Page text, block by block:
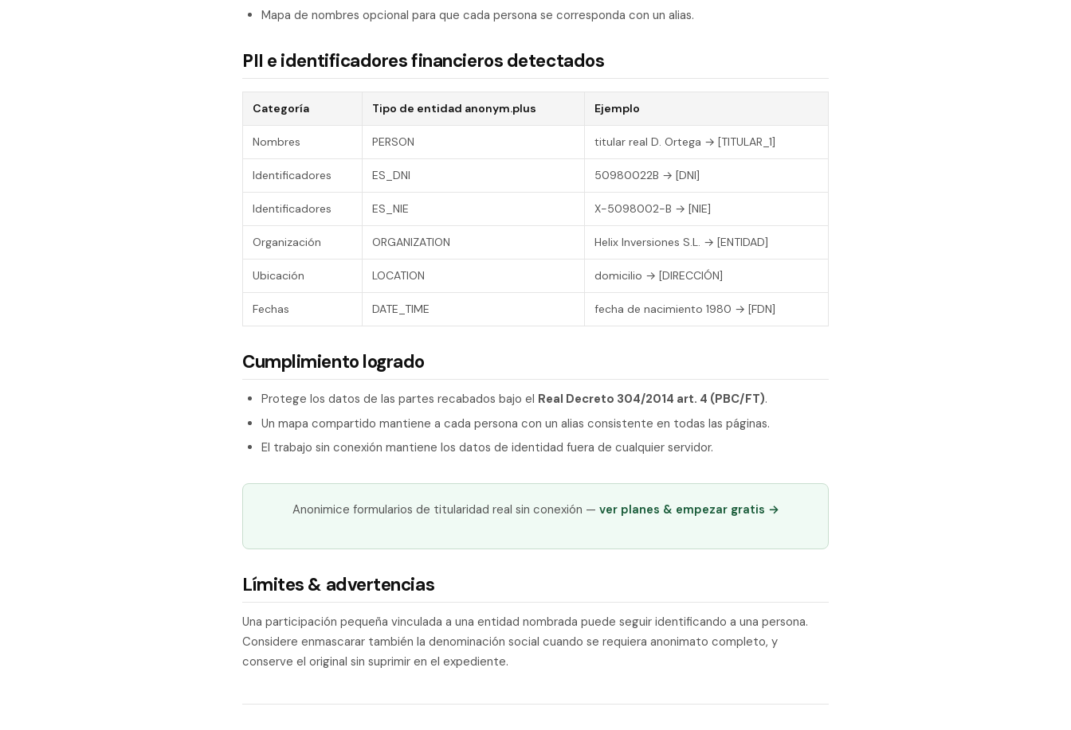
Mapa de nombres opcional para que cada persona se corresponda con un alias.
PII e identificadores financieros detectados
Categoría Tipo de entidad anonym.plus Ejemplo
Nombres PERSON titular real D. Ortega → [TITULAR_1]
Identificadores ES_DNI 50980022B → [DNI]
Identificadores ES_NIE X-5098002-B → [NIE]
Organización ORGANIZATION Helix Inversiones S.L. → [ENTIDAD]
Ubicación LOCATION domicilio → [DIRECCIÓN]
Fechas DATE_TIME fecha de nacimiento 1980 → [FDN]
Cumplimiento logrado
Protege los datos de las partes recabados bajo el Real Decreto 304/2014 art. 4 (PBC/FT).
Un mapa compartido mantiene a cada persona con un alias consistente en todas las páginas.
El trabajo sin conexión mantiene los datos de identidad fuera de cualquier servidor.
Anonimice formularios de titularidad real sin conexión — ver planes & empezar gratis →
Límites & advertencias
Una participación pequeña vinculada a una entidad nombrada puede seguir identificando a una persona.
Considere enmascarar también la denominación social cuando se requiera anonimato completo, y
conserve el original sin suprimir en el expediente.